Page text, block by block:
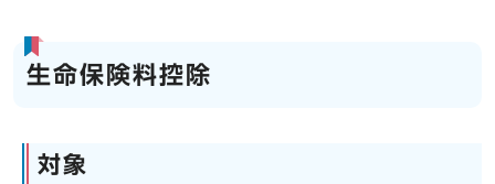
生命保険料控除
対象